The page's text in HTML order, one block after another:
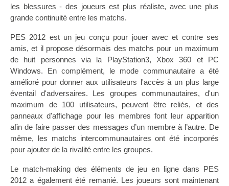
les blessures - des joueurs est plus réaliste, avec une plus
grande continuité entre les matchs.
PES 2012 est un jeu conçu pour jouer avec et contre ses
amis, et il propose désormais des matchs pour un maximum
de huit personnes via la PlayStation3, Xbox 360 et PC
Windows. En complément, le mode communautaire a été
amélioré pour donner aux utilisateurs l'accès à un plus large
éventail d'adversaires. Les groupes communautaires, d'un
maximum de 100 utilisateurs, peuvent être reliés, et des
panneaux d'affichage pour les membres font leur apparition
afin de faire passer des messages d’un membre à l’autre. De
même, les matchs intercommunautaires ont été incorporés
pour ajouter de la rivalité entre les groupes.
Le match-making des éléments de jeu en ligne dans PES
2012 a également été remanié. Les joueurs sont maintenant